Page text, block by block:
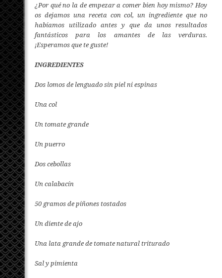
¿Por qué no la de empezar a comer bien hoy mismo? Hoy
os dejamos una receta con col, un ingrediente que no
habíamos utilizado antes y que da unos resultados
fantásticos para los amantes de las verduras.
¡Esperamos que te guste!
INGREDIENTES
Dos lomos de lenguado sin piel ni espinas
Una col
Un tomate grande
Un puerro
Dos cebollas
Un calabacín
50 gramos de piñones tostados
Un diente de ajo
Una lata grande de tomate natural triturado
Sal y pimienta